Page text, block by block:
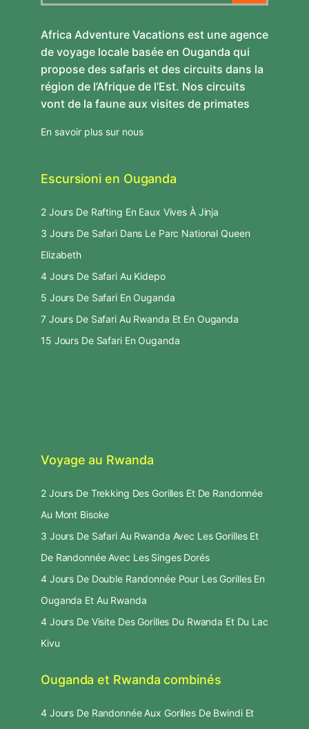
Africa Adventure Vacations est une agence
de voyage locale basée en Ouganda qui
propose des safaris et des circuits dans la
région de l’Afrique de l’Est. Nos circuits
vont de la faune aux visites de primates
En savoir plus sur nous
Escursioni en Ouganda
2 Jours De Rafting En Eaux Vives À Jinja
3 Jours De Safari Dans Le Parc National Queen
Elizabeth
4 Jours De Safari Au Kidepo
5 Jours De Safari En Ouganda
7 Jours De Safari Au Rwanda Et En Ouganda
15 Jours De Safari En Ouganda
Voyage au Rwanda
2 Jours De Trekking Des Gorilles Et De Randonnée
Au Mont Bisoke
3 Jours De Safari Au Rwanda Avec Les Gorilles Et
De Randonnée Avec Les Singes Dorés
4 Jours De Double Randonnée Pour Les Gorilles En
Ouganda Et Au Rwanda
4 Jours De Visite Des Gorilles Du Rwanda Et Du Lac
Kivu
Ouganda et Rwanda combinés
4 Jours De Randonnée Aux Gorilles De Bwindi Et